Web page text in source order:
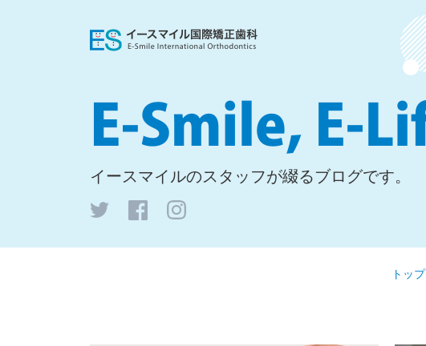
イースマイルのスタッフが綴るブログです。
トップ